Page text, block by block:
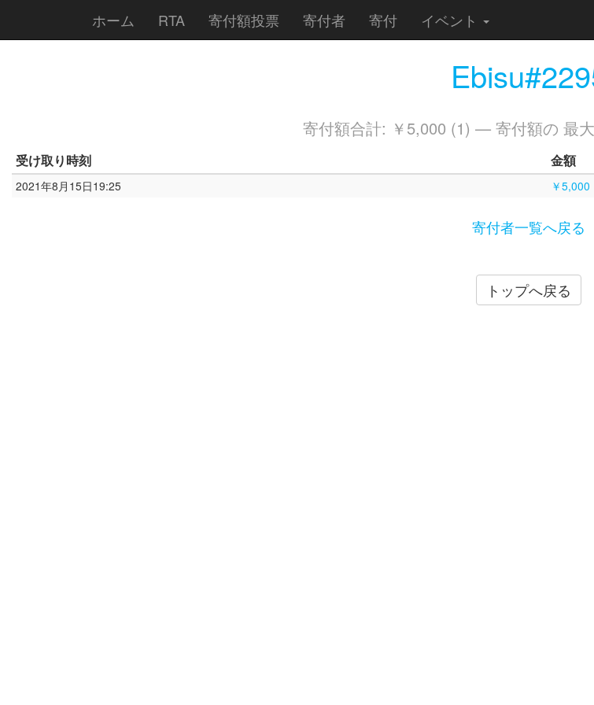
ホーム RTA 寄付額投票 寄付者 寄付 イベント
寄付額合計: ￥5,000 (1) — 寄付額の 最
受け取り時刻 金額
2021年8月15日19:25 ￥5,000
寄付者一覧へ戻る
トップへ戻る